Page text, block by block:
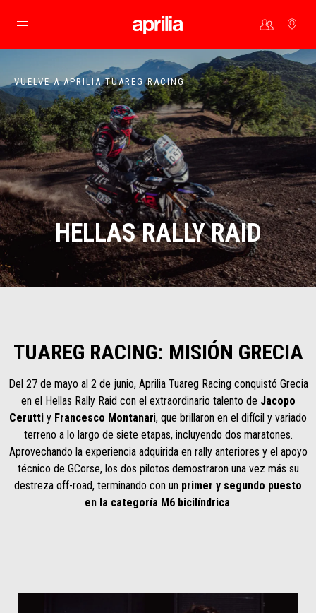
Ir al contenido principal
VUELVE A APRILIA TUAREG RACING
HELLAS RALLY RAID
TUAREG RACING: MISIÓN GRECIA
Del 27 de mayo al 2 de junio, Aprilia Tuareg Racing conquistó Grecia
en el Hellas Rally Raid con el extraordinario talento de Jacopo
Cerutti y Francesco Montanari, que brillaron en el difícil y variado
terreno a lo largo de siete etapas, incluyendo dos maratones.
Aprovechando la experiencia adquirida en rally anteriores y el apoyo
técnico de GCorse, los dos pilotos demostraron una vez más su
destreza off-road, terminando con un primer y segundo puesto
en la categoría M6 bicilíndrica.